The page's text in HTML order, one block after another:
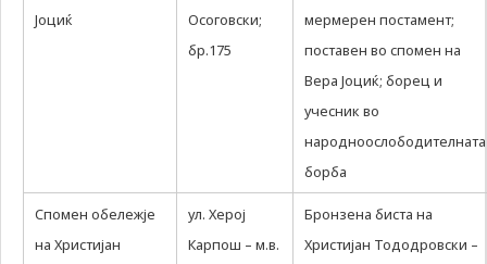
Јоциќ
Осоговски;
бр.175
мермерен постамент;
поставен во спомен на
Вера Јоциќ; борец и
учесник во
народноослободителната
борба
Спомен обележје
на Христијан
ул. Херој
Карпош – м.в.
Бронзена биста на
Христијан Тододровски –